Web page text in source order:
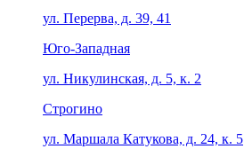
ул. Перерва, д. 39, 41
Юго-Западная
ул. Никулинская, д. 5, к. 2
Строгино
ул. Маршала Катукова, д. 24, к. 5